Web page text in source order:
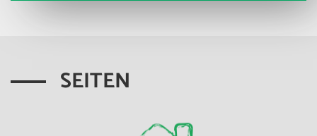
SEITEN